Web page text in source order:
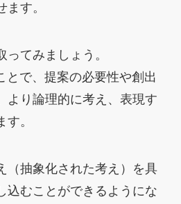
す。
てみましょう。
とで、提案の必要性や創出
より論理的に考え、表現す
。
（抽象化された考え）を具
込むことができるようにな